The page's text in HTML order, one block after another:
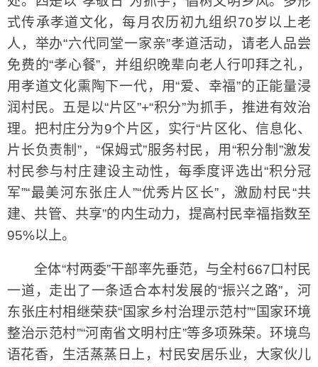
式传承孝道文化，每月农历初九组织70岁以上老
人，举办“六代同堂一家亲”孝道活动，请老人品尝
免费的“孝心餐”，并组织晚辈向老人行叩拜之礼，
用孝道文化熏陶下一代，用“爱、幸福”的正能量浸
润村民。五是以“片区”+“积分”为抓手，推进有效治
理。把村庄分为9个片区，实行“片区化、信息化、
片长负责制”，“保姆式”服务村民，用“积分制”激发
村民参与村庄建设主动性，每季度评选出“积分冠
军”“最美河东张庄人”“优秀片区长”，激励村民“共
建、共管、共享”的内生动力，提高村民幸福指数至
95%以上。
全体“村两委”干部率先垂范，与全村667口村民
一道，走出了一条适合本村发展的“振兴之路”，河
东张庄村相继荣获“国家乡村治理示范村”“国家环境
整治示范村”“河南省文明村庄”等多项殊荣。环境鸟
语花香，生活蒸蒸日上，村民安居乐业，大家伙儿